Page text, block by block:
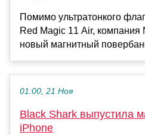
Помимо ультратонкого
Red Magic 11 Air, компания
новый магнитный
01:00, 21 Ноя
Black Shark выпустила
iPhone